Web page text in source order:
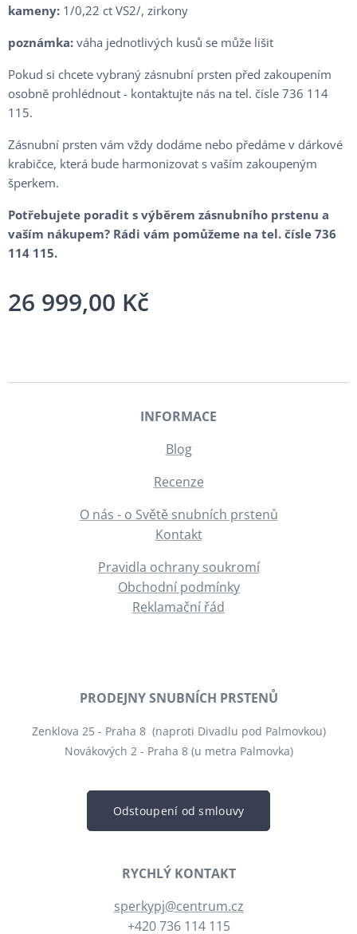
kameny: 1/0,22 ct VS2/, zirkony
poznámka: váha jednotlivých kusů se může lišit
Pokud si chcete vybraný zásnubní prsten před zakoupením
osobně prohlédnout - kontaktujte nás na tel. čísle 736 114
115.
Zásnubní prsten vám vždy dodáme nebo předáme v dárkové
krabičce, která bude harmonizovat s vaším zakoupeným
šperkem.
Potřebujete poradit s výběrem zásnubního prstenu a
vaším nákupem? Rádi vám pomůžeme na tel. čísle 736
114 115.
26 999,00 Kč
INFORMACE
Blog
Recenze
O nás - o Světě snubních prstenů
Kontakt
Pravidla ochrany soukromí
Obchodní podmínky
Reklamační řád
PRODEJNY SNUBNÍCH PRSTENŮ
Zenklova 25 - Praha 8 (naproti Divadlu pod Palmovkou)
Novákových 2 - Praha 8 (u metra Palmovka)
Odstoupení od smlouvy
RYCHLÝ KONTAKT
sperkypj@centrum.cz
+420 736 114 115